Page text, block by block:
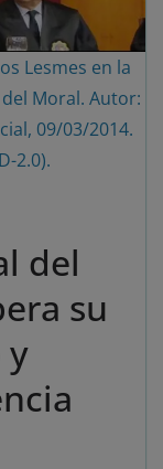
Lesmes en la
Moral. Autor:
09/03/2014.
2.0).
del
su
y